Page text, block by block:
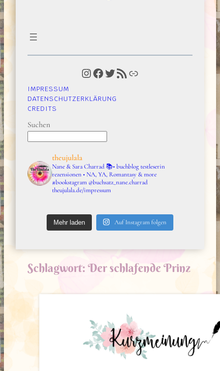
Instagram Facebook Twitter RSS-Feed Link
IMPRESSUM
DATENSCHUTZERKLÄRUNG
CREDITS
Suchen
theujulala
Nane & Sara Charrad📚• buchblog testleserin
rezensionen • NA, YA, Romantasy & more
#bookstagram @buchsatz_nane.charrad
theujulala.de/impressum
Mehr laden Auf Instagram folgen
Schlagwort: Der schlafende Prinz